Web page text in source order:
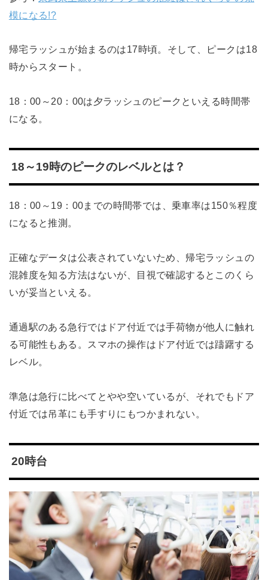
模になる!?
帰宅ラッシュが始まるのは17時頃。そして、ピークは18
時からスタート。
18：00～20：00は夕ラッシュのピークといえる時間帯
になる。
18～19時のピークのレベルとは？
18：00～19：00までの時間帯では、乗車率は150％程度
になると推測。
正確なデータは公表されていないため、帰宅ラッシュの
混雑度を知る方法はないが、目視で確認するとこのくら
いが妥当といえる。
通過駅のある急行ではドア付近では手荷物が他人に触れ
る可能性もある。スマホの操作はドア付近では躊躇する
レベル。
準急は急行に比べてとやや空いているが、それでもドア
付近では吊革にも手すりにもつかまれない。
20時台